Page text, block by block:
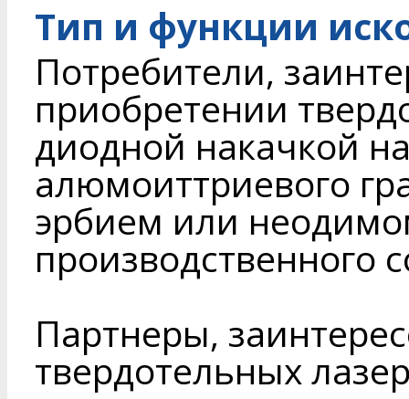
Тип и функции
Потребители,
приобретении
диодной накачкой
алюмоиттриевого
эрбием или
производственного
Партнеры,
твердотельных